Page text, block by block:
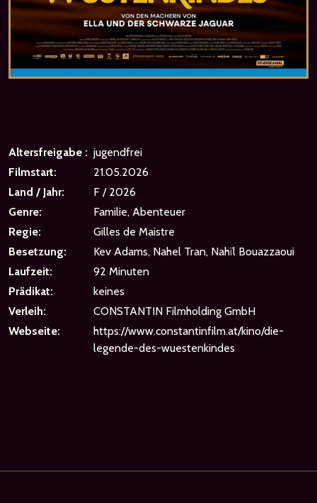
Altersfreigabe : jugendfrei
Filmstart:
21.05.2026
Land / Jahr:
F / 2026
Genre:
Familie, Abenteuer
Regie:
Gilles de Maistre
Besetzung:
Kev Adams, Nahel Tran, Nahïl Bouazzaoui
Laufzeit:
92 Minuten
Prädikat:
keines
Verleih:
CONSTANTIN Filmholding GmbH
Webseite:
https://www.constantinfilm.at/kino/die-
legende-des-wuestenkindes